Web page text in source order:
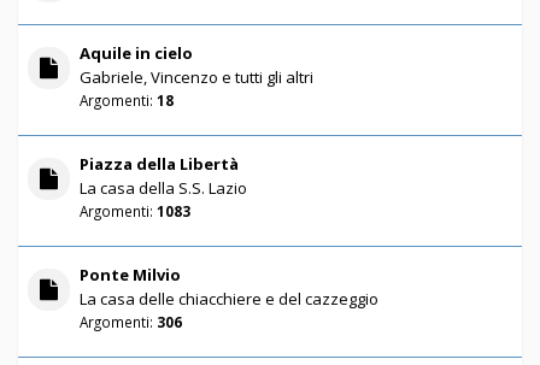
Aquile in cielo
Gabriele, Vincenzo e tutti gli altri
Argomenti: 18
Piazza della Libertà
La casa della S.S. Lazio
Argomenti: 1083
Ponte Milvio
La casa delle chiacchiere e del cazzeggio
Argomenti: 306